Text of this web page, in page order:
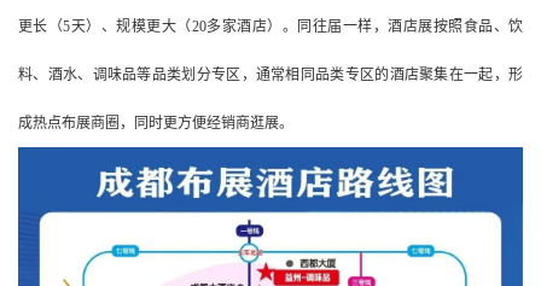
更长（5天）、规模更大（20多家酒店）。同往届一样，酒店展按照食品、饮
料、酒水、调味品等品类划分专区，通常相同品类专区的酒店聚集在一起，形
成热点布展商圈，同时更方便经销商逛展。